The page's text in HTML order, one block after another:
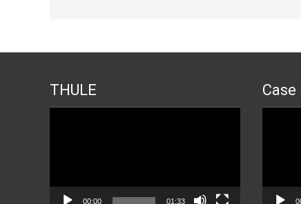
THULE
00:00 01:33